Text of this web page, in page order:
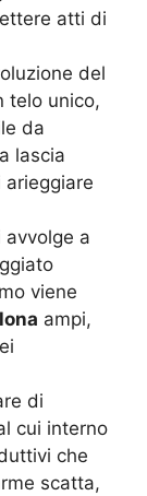
atti di
del
telo unico,
da
lascia
a
viene
ampi,
di
cui interno
che
scatta,